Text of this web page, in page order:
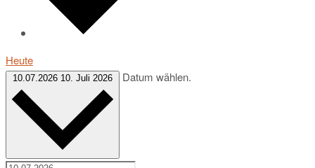
Heute
10.07.2026 10. Juli 2026 Datum wählen.